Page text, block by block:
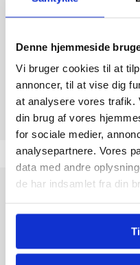
Denne hjemmeside
Vi bruger cookies til at
annoncer, til at vise dig
at analysere vores trafik.
din brug af vores
for sociale medier,
analysepartnere. Vores
data med andre
de har indsamlet fra din
Tolkode
bolcher, der bringer
g pose indeholder et